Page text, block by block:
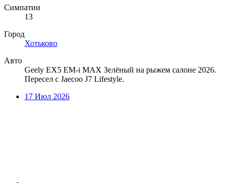
Симпатии
13
Город
Хотьково
Авто
Geely EX5 EM-i MAX Зелёный на рыжем салоне 2026.
Пересел с Jaecoo J7 Lifestyle.
17 Июл 2026